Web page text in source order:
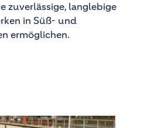
zuverlässige, langlebige
in Süß- und
ermöglichen.